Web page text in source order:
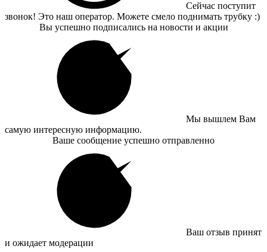
Сейчас поступит
звонок! Это наш оператор. Можете смело поднимать трубку :)
Вы успешно подписались на новости и акции
Мы вышлем Вам
самую интересную информацию.
Ваше сообщение успешно отправленно
Ваш отзыв принят
и ожидает модерации